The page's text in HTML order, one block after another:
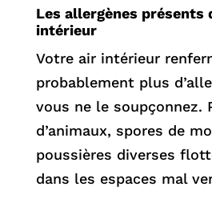
Les allergènes présents
intérieur
Votre air intérieur
probablement plus
vous ne le soupçonnez.
d’animaux, spores de
poussières diverses
dans les espaces mal